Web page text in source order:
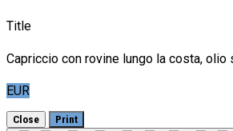
Title
Capriccio con rovine lungo la costa, olio
EUR
Close Print